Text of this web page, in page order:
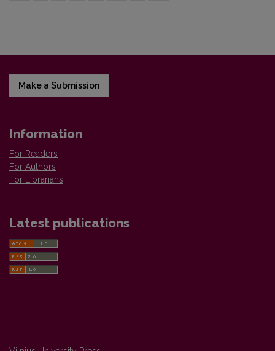
Make a Submission
Information
For Readers
For Authors
For Librarians
Latest publications